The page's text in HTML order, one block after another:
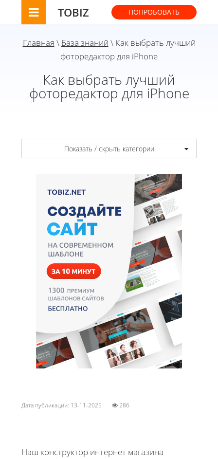
TOBIZ ПОПРОБОВАТЬ
Главная \ База знаний \ Как выбрать лучший
фоторедактор для iPhone
Как выбрать лучший
фоторедактор для iPhone
Показать / скрыть категории
Дата публикации: 13-11-2025 286
Наш конструктор интернет магазина